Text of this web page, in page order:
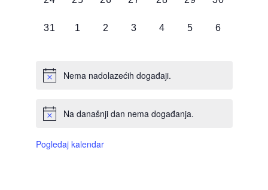
0
31
0
1
0
2
0
3
0
4
0
5
0
6
Nema nadolazećih događaji.
Na današnji dan nema događanja.
Pogledaj kalendar